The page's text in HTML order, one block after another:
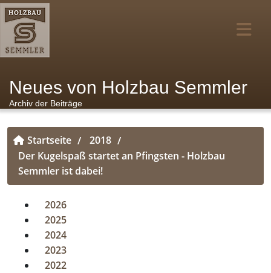
Neues von Holzbau Semmler
Archiv der Beiträge
Startseite / 2018 /
Der Kugelspaß startet an Pfingsten - Holzbau
Semmler ist dabei!
2026
2025
2024
2023
2022